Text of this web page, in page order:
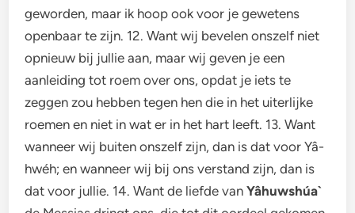
geworden, maar ik hoop ook voor je gewetens
openbaar te zijn. 12. Want wij bevelen onszelf niet
opnieuw bij jullie aan, maar wij geven je een
aanleiding tot roem over ons, opdat je iets te
zeggen zou hebben tegen hen die in het uiterlijke
roemen en niet in wat er in het hart leeft. 13. Want
wanneer wij buiten onszelf zijn, dan is dat voor Yâ-
hwéh; en wanneer wij bij ons verstand zijn, dan is
dat voor jullie. 14. Want de liefde vanYâhuwshúa`